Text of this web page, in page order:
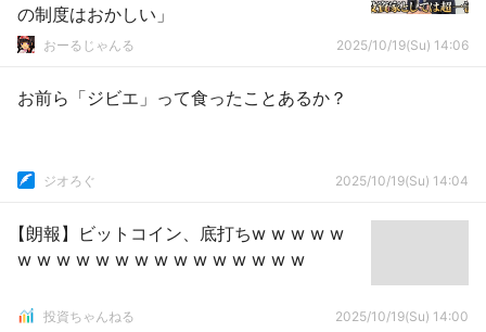
の制度はおかしい」
おーるじゃんる 2025/10/19(Su) 14:06
お前ら「ジビエ」って食ったことあるか？
ジオろぐ 2025/10/19(Su) 14:04
【朗報】ビットコイン、底打ちw w w w w
w w w w w w w w w w w w w w w
投資ちゃんねる 2025/10/19(Su) 14:00